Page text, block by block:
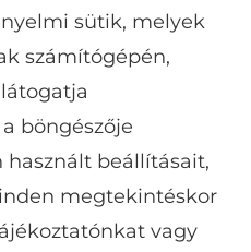
sütik, melyek
számítógépén,
böngészője
beállításait,
megtekintéskor
vagy